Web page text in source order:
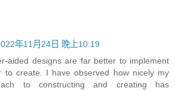
年11月24日 晚上10:19
aided designs are far better to implement
to create. I have observed how nicely my
to constructing and creating has